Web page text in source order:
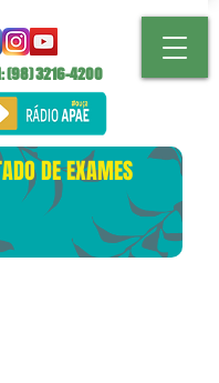
(98)3216-4200
DE EXAMES